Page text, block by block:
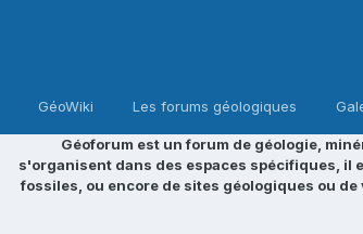
GéoWiki Les forums géologiques
Géoforum est un forum de géologie,
s'organisent dans des espaces spécifiques, il
fossiles, ou encore de sites géologiques ou